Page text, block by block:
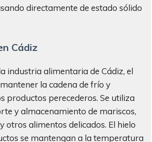
directamente de estado sólido
Cádiz
industria alimentaria de Cádiz, el
la cadena de frío y
productos perecederos. Se utiliza
y almacenamiento de mariscos,
otros alimentos delicados. El hielo
se mantengan a la temperatura